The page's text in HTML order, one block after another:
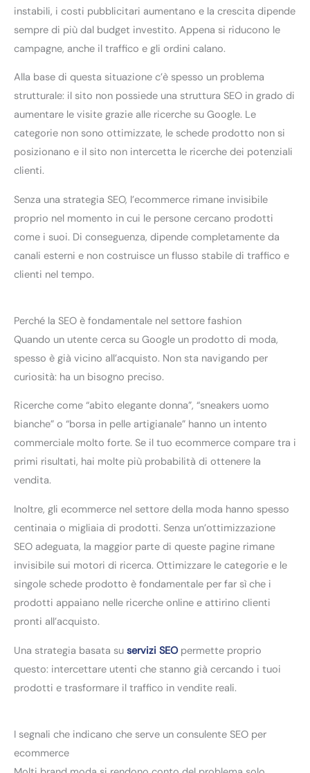
instabili, i costi pubblicitari aumentano e la crescita dipende
sempre di più dal budget investito. Appena si riducono le
campagne, anche il traffico e gli ordini calano.
Alla base di questa situazione c’è spesso un problema
strutturale: il sito non possiede una struttura SEO in grado di
aumentare le visite grazie alle ricerche su Google. Le
categorie non sono ottimizzate, le schede prodotto non si
posizionano e il sito non intercetta le ricerche dei potenziali
clienti.
Senza una strategia SEO, l’ecommerce rimane invisibile
proprio nel momento in cui le persone cercano prodotti
come i suoi. Di conseguenza, dipende completamente da
canali esterni e non costruisce un flusso stabile di traffico e
clienti nel tempo.
Perché la SEO è fondamentale nel settore fashion
Quando un utente cerca su Google un prodotto di moda,
spesso è già vicino all’acquisto. Non sta navigando per
curiosità: ha un bisogno preciso.
Ricerche come “abito elegante donna”, “sneakers uomo
bianche” o “borsa in pelle artigianale” hanno un intento
commerciale molto forte. Se il tuo ecommerce compare tra i
primi risultati, hai molte più probabilità di ottenere la
vendita.
Inoltre, gli ecommerce nel settore della moda hanno spesso
centinaia o migliaia di prodotti. Senza un’ottimizzazione
SEO adeguata, la maggior parte di queste pagine rimane
invisibile sui motori di ricerca. Ottimizzare le categorie e le
singole schede prodotto è fondamentale per far sì che i
prodotti appaiano nelle ricerche online e attirino clienti
pronti all’acquisto.
Una strategia basata su servizi SEOpermette proprio
questo: intercettare utenti che stanno già cercando i tuoi
prodotti e trasformare il traffico in vendite reali.
I segnali che indicano che serve un consulente SEO per
ecommerce